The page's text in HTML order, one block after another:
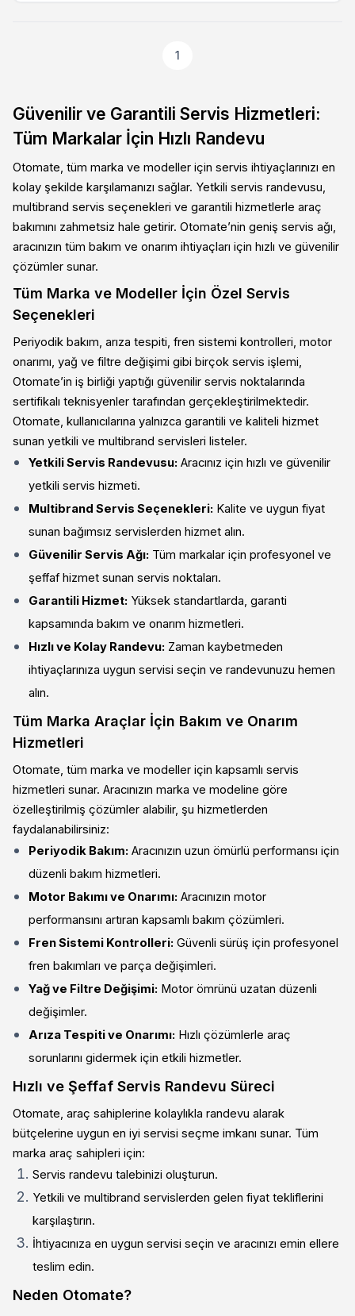
1
Güvenilir ve Garantili Servis Hizmetleri:
Tüm Markalar İçin Hızlı Randevu
Otomate, tüm marka ve modeller için servis ihtiyaçlarınızı en
kolay şekilde karşılamanızı sağlar. Yetkili servis randevusu,
multibrand servis seçenekleri ve garantili hizmetlerle araç
bakımını zahmetsiz hale getirir. Otomate’nin geniş servis ağı,
aracınızın tüm bakım ve onarım ihtiyaçları için hızlı ve güvenilir
çözümler sunar.
Tüm Marka ve Modeller İçin Özel Servis
Seçenekleri
Periyodik bakım, arıza tespiti, fren sistemi kontrolleri, motor
onarımı, yağ ve filtre değişimi gibi birçok servis işlemi,
Otomate’in iş birliği yaptığı güvenilir servis noktalarında
sertifikalı teknisyenler tarafından gerçekleştirilmektedir.
Otomate, kullanıcılarına yalnızca garantili ve kaliteli hizmet
sunan yetkili ve multibrand servisleri listeler.
Yetkili Servis Randevusu: Aracınız için hızlı ve güvenilir
yetkili servis hizmeti.
Multibrand Servis Seçenekleri: Kalite ve uygun fiyat
sunan bağımsız servislerden hizmet alın.
Güvenilir Servis Ağı: Tüm markalar için profesyonel ve
şeffaf hizmet sunan servis noktaları.
Garantili Hizmet: Yüksek standartlarda, garanti
kapsamında bakım ve onarım hizmetleri.
Hızlı ve Kolay Randevu: Zaman kaybetmeden
ihtiyaçlarınıza uygun servisi seçin ve randevunuzu hemen
alın.
Tüm Marka Araçlar İçin Bakım ve Onarım
Hizmetleri
Otomate, tüm marka ve modeller için kapsamlı servis
hizmetleri sunar. Aracınızın marka ve modeline göre
özelleştirilmiş çözümler alabilir, şu hizmetlerden
faydalanabilirsiniz:
Periyodik Bakım: Aracınızın uzun ömürlü performansı için
düzenli bakım hizmetleri.
Motor Bakımı ve Onarımı: Aracınızın motor
performansını artıran kapsamlı bakım çözümleri.
Fren Sistemi Kontrolleri: Güvenli sürüş için profesyonel
fren bakımları ve parça değişimleri.
Yağ ve Filtre Değişimi: Motor ömrünü uzatan düzenli
değişimler.
Arıza Tespiti ve Onarımı: Hızlı çözümlerle araç
sorunlarını gidermek için etkili hizmetler.
Hızlı ve Şeffaf Servis Randevu Süreci
Otomate, araç sahiplerine kolaylıkla randevu alarak
bütçelerine uygun en iyi servisi seçme imkanı sunar. Tüm
marka araç sahipleri için:
Servis randevu talebinizi oluşturun.
Yetkili ve multibrand servislerden gelen fiyat tekliflerini
karşılaştırın.
İhtiyacınıza en uygun servisi seçin ve aracınızı emin ellere
teslim edin.
Neden Otomate?